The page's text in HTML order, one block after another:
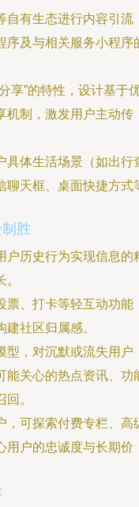
自有生态进行内容引流
序及与相关服务小程序
享”的特性，设计基于
机制，激发用户主动传
具体生活场景（如出行
聊天框、桌面快捷方式
胜
户历史行为实现信息的
票、打卡等轻互动功能
社区归属感。
型，对沉默或流失用户
能关心的热点资讯、功
。
，可探索付费专栏、高
用户的忠诚度与长期价